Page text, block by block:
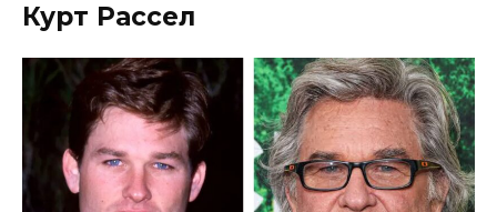
Курт Рассел